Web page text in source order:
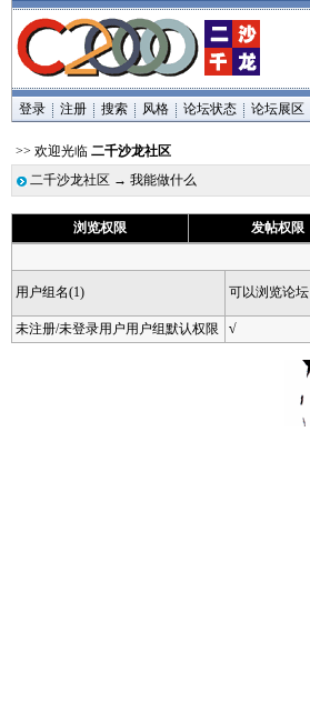
登录 注册 搜索 风格 论坛状态 论坛展区
>> 欢迎光临 二千沙龙社区
二千沙龙社区 → 我能做什么
浏览权限 发帖权限
用户组名(1) 可以浏览论坛
未注册/未登录用户用户组默认权限
√